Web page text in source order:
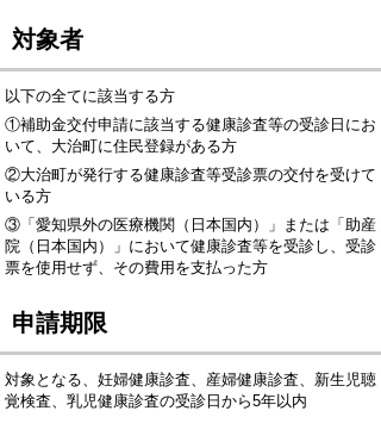
対象者
以下の全てに該当する方
①補助金交付申請に該当する健康診査等の受診日にお
いて、大治町に住民登録がある方
②大治町が発行する健康診査等受診票の交付を受けて
いる方
③「愛知県外の医療機関（日本国内）」または「助産
院（日本国内）」において健康診査等を受診し、受診
票を使用せず、その費用を支払った方
申請期限
対象となる、妊婦健康診査、産婦健康診査、新生児聴
覚検査、乳児健康診査の受診日から5年以内